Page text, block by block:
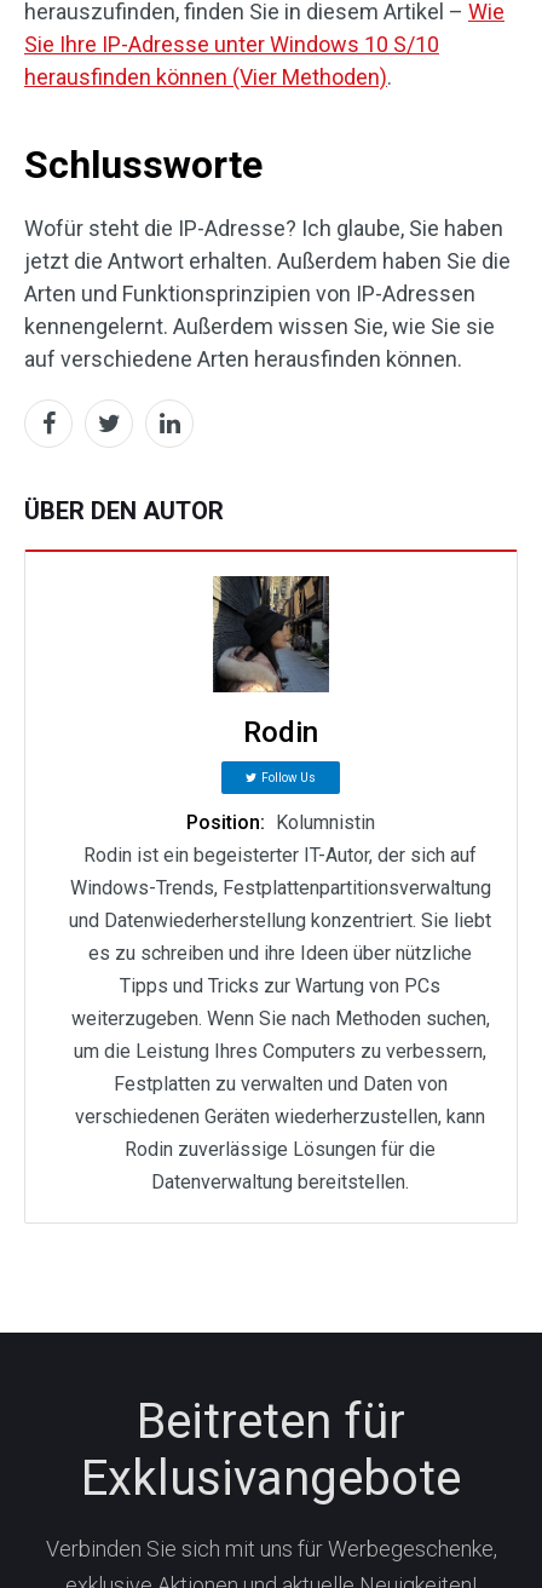
herauszufinden, finden Sie in diesem Artikel – Wie
Sie Ihre IP-Adresse unter Windows 10 S/10
herausfinden können (Vier Methoden).
Schlussworte
Wofür steht die IP-Adresse? Ich glaube, Sie haben
jetzt die Antwort erhalten. Außerdem haben Sie die
Arten und Funktionsprinzipien von IP-Adressen
kennengelernt. Außerdem wissen Sie, wie Sie sie
auf verschiedene Arten herausfinden können.
ÜBER DEN AUTOR
Rodin
Follow Us
Position: Kolumnistin
Rodin ist ein begeisterter IT-Autor, der sich auf
Windows-Trends, Festplattenpartitionsverwaltung
und Datenwiederherstellung konzentriert. Sie liebt
es zu schreiben und ihre Ideen über nützliche
Tipps und Tricks zur Wartung von PCs
weiterzugeben. Wenn Sie nach Methoden suchen,
um die Leistung Ihres Computers zu verbessern,
Festplatten zu verwalten und Daten von
verschiedenen Geräten wiederherzustellen, kann
Rodin zuverlässige Lösungen für die
Datenverwaltung bereitstellen.
Beitreten für
Exklusivangebote
Verbinden Sie sich mit uns für Werbegeschenke,